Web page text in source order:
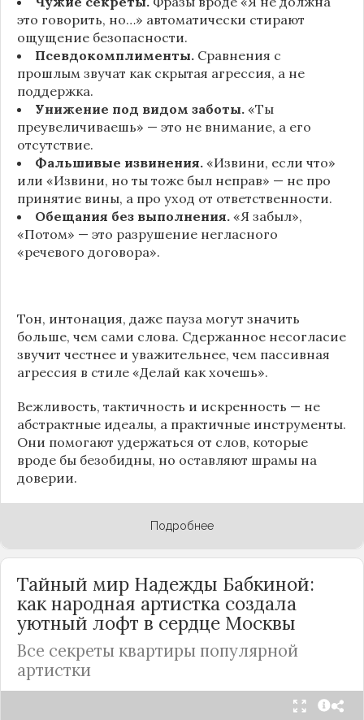
это говорить, но…» автоматически стирают
ощущение безопасности.
Псевдокомплименты. Сравнения с
прошлым звучат как скрытая агрессия, а не
поддержка.
Унижение под видом заботы. «Ты
преувеличиваешь» — это не внимание, а его
отсутствие.
Фальшивые извинения. «Извини, если что»
или «Извини, но ты тоже был неправ» — не про
принятие вины, а про уход от ответственности.
Обещания без выполнения. «Я забыл»,
«Потом» — это разрушение негласного
«речевого договора».
Тон, интонация, даже пауза могут значить
больше, чем сами слова. Сдержанное несогласие
звучит честнее и уважительнее, чем пассивная
агрессия в стиле «Делай как хочешь».
Вежливость, тактичность и искренность — не
абстрактные идеалы, а практичные инструменты.
Они помогают удержаться от слов, которые
вроде бы безобидны, но оставляют шрамы на
доверии.
Подробнее
Тайный мир Надежды Бабкиной:
как народная артистка создала
уютный лофт в сердце Москвы
Все секреты квартиры популярной
артистки